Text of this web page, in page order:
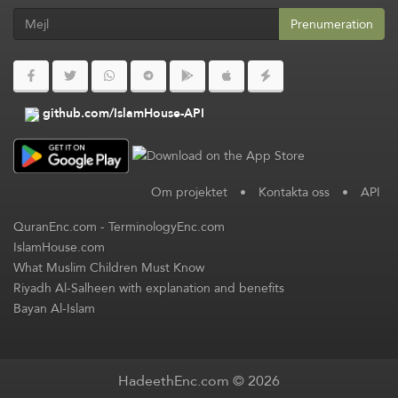
Prenumeration
github.com/IslamHouse-API
Om projektet • Kontakta oss • API
QuranEnc.com-TerminologyEnc.com
IslamHouse.com
What Muslim Children Must Know
Riyadh Al-Salheen with explanation and benefits
Bayan Al-Islam
HadeethEnc.com © 2026